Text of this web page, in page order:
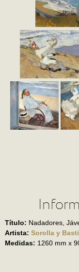
Título: Nadadores,
Artista: Sorolla y
Medidas: 1260 mm x